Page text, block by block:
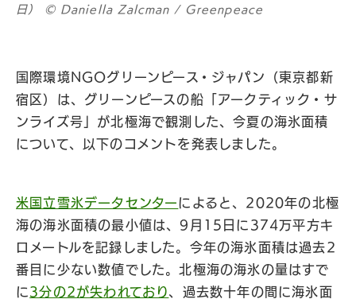
日） © Daniella Zalcman / Greenpeace
国際環境NGOグリーンピース・ジャパン（東京都新
宿区）は、グリーンピースの船「アークティック・サ
ンライズ号」が北極海で観測した、今夏の海氷面積
について、以下のコメントを発表しました。
米国立雪氷データセンターによると、2020年の北極
海の海氷面積の最小値は、9月15日に374万平方キ
ロメートルを記録しました。今年の海氷面積は過去2
番目に少ない数値でした。北極海の海氷の量はすで
に 3分の2が失われており、過去数十年の間に海氷面